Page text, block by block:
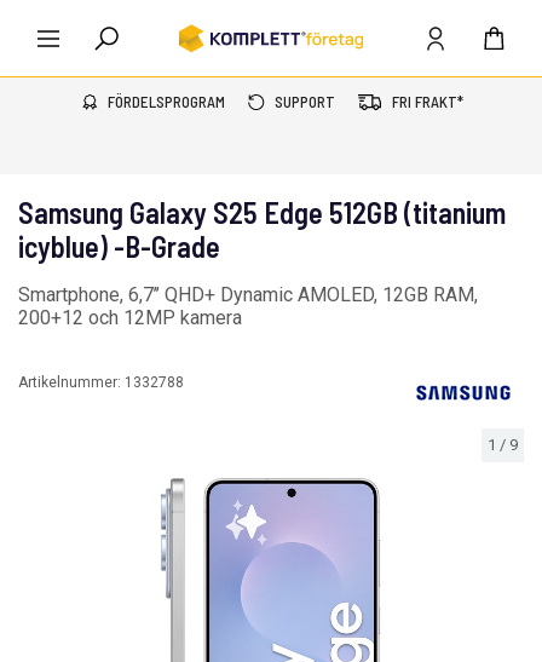
FÖRDELSPROGRAM SUPPORT FRI FRAKT*
1 / 9
Samsung Galaxy S25 Edge 512GB (titanium
icyblue) -B-Grade
Smartphone, 6,7’’ QHD+ Dynamic AMOLED, 12GB RAM,
200+12 och 12MP kamera
Artikelnummer: 1332788